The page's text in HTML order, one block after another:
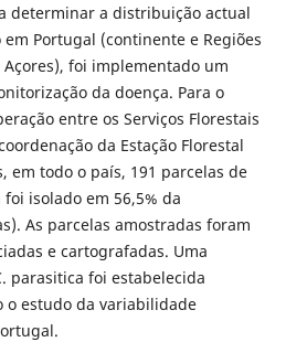
determinar a distribuição actual
Portugal (continente e Regiões
foi implementado um
da doença. Para o
entre os Serviços Florestais
da Estação Florestal
em todo o país, 191 parcelas de
isolado em 56,5% da
As parcelas amostradas foram
e cartografadas. Uma
parasitica foi estabelecida
o estudo da variabilidade